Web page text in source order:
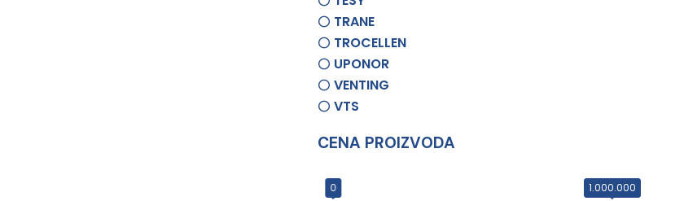
TRANE
TROCELLEN
UPONOR
VENTING
VTS
CENA PROIZVODA
0 1.000.000